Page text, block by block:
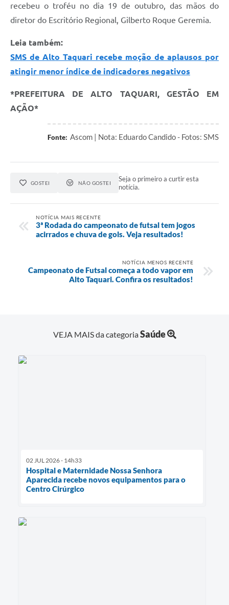
recebeu o troféu no dia 19 de outubro, das mãos do
diretor do Escritório Regional, Gilberto Roque Geremia.
Leia também:
SMS de Alto Taquari recebe moção de aplausos por
atingir menor índice de indicadores negativos
*PREFEITURA DE ALTO TAQUARI, GESTÃO EM
AÇÃO*
Fonte: Ascom | Nota: Eduardo Candido - Fotos: SMS
GOSTEI NÃO GOSTEI
Seja o primeiro a curtir esta
notícia.
NOTÍCIA MAIS RECENTE
3ª Rodada do campeonato de futsal tem jogos
acirrados e chuva de gols. Veja resultados!
NOTÍCIA MENOS RECENTE
Campeonato de Futsal começa a todo vapor em
Alto Taquari. Confira os resultados!
VEJA MAIS da categoriaSaúde
02 JUL 2026 - 14h33
Hospital e Maternidade Nossa Senhora
Aparecida recebe novos equipamentos para o
Centro Cirúrgico